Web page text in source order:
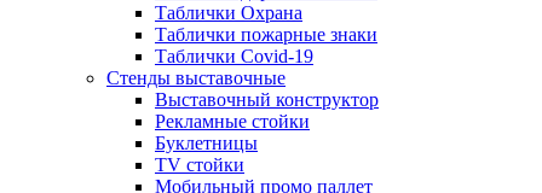
Таблички Охрана
Таблички пожарные знаки
Таблички Covid-19
Стенды выставочные
Выставочный конструктор
Рекламные стойки
Буклетницы
TV стойки
Мобильный промо паллет